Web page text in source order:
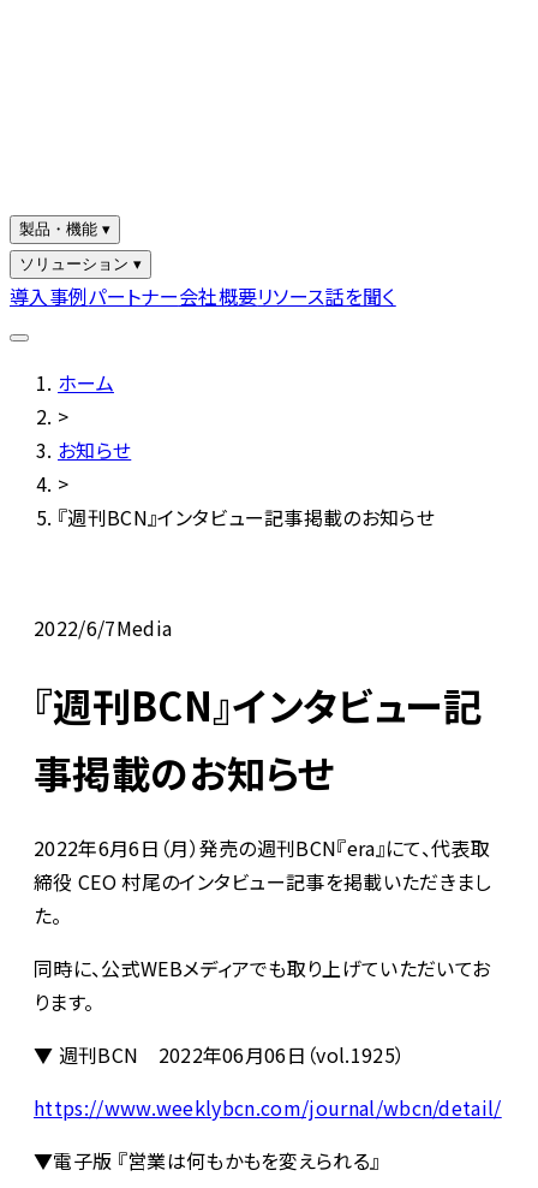
製品・機能 ▾
ソリューション ▾
導入事例パートナー会社概要リソース話を聞く
ホーム
>
お知らせ
>
『週刊BCN』インタビュー記事掲載のお知らせ
2022/6/7Media
『週刊BCN』インタビュー記
事掲載のお知らせ
2022年6月6日（月）発売の週刊BCN『era』にて、代表取
締役 CEO 村尾のインタビュー記事を掲載いただきまし
た。
同時に、公式WEBメディアでも取り上げていただいてお
ります。
▼ 週刊BCN 2022年06月06日（vol.1925）
https://www.weeklybcn.com/journal/wbcn/detail/
▼電子版 『営業は何もかもを変えられる』